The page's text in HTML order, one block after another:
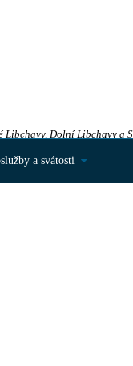
Libchavy, Dolní Libchavy a
a svátosti